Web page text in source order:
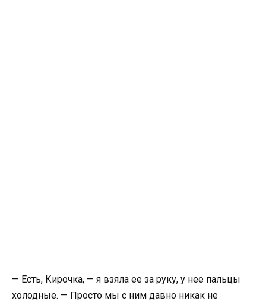
— Есть, Кирочка, — я взяла ее за руку, у нее пальцы
холодные. — Просто мы с ним давно никак не